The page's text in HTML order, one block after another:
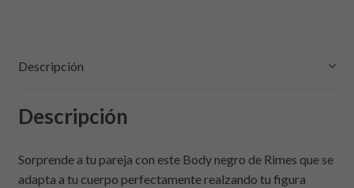
Descripción
Descripción
Sorprende a tu pareja con este Body negro de Rimes que se
adapta a tu cuerpo perfectamente realzando tu figura